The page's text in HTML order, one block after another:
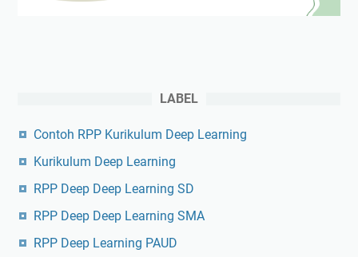
LABEL
Contoh RPP Kurikulum Deep Learning
Kurikulum Deep Learning
RPP Deep Deep Learning SD
RPP Deep Deep Learning SMA
RPP Deep Learning PAUD